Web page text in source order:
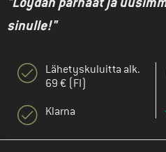
sinulle!"
Lähetyskuluitta alk.
69 € (FI)
Klarna